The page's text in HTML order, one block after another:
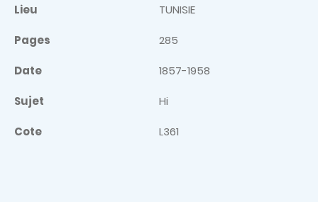
Lieu TUNISIE
Pages 285
Date 1857-1958
Sujet Hi
Cote L361